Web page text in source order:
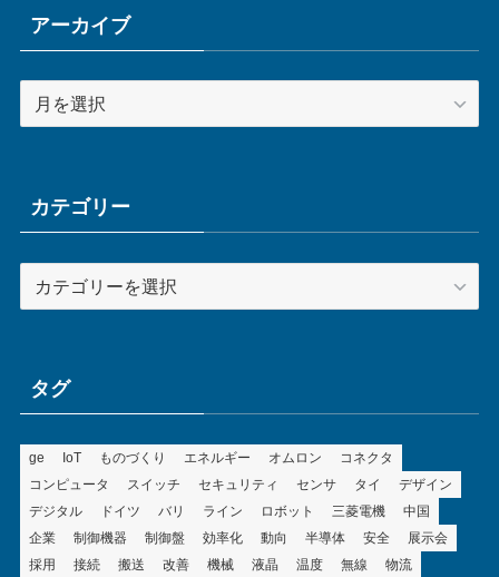
アーカイブ
ー
ブカテゴリー
ータグ
ge IoT ものづくり エネルギー オムロン
コネクタ
コンピュータ
スイッチ セキュリティ センサ タイ
デザイン
デジタル
ドイツ バリ ライン ロボット 三菱電機
中国
企業
制御機器 制御盤 効率化 動向 半導体 安全
展示会
採用
接続 搬送 改善 機械 液晶 温度 無線 物流